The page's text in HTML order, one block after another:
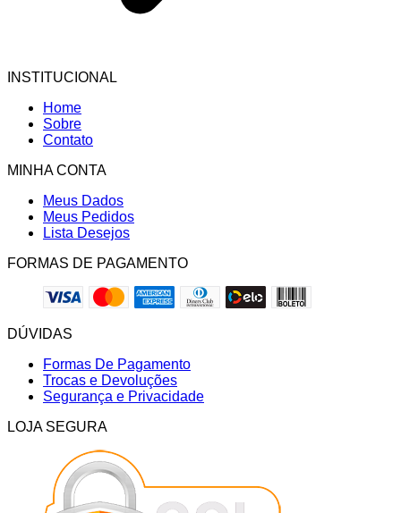
INSTITUCIONAL
Home
Sobre
Contato
MINHA CONTA
Meus Dados
Meus Pedidos
Lista Desejos
FORMAS DE PAGAMENTO
DÚVIDAS
Formas De Pagamento
Trocas e Devoluções
Segurança e Privacidade
LOJA SEGURA